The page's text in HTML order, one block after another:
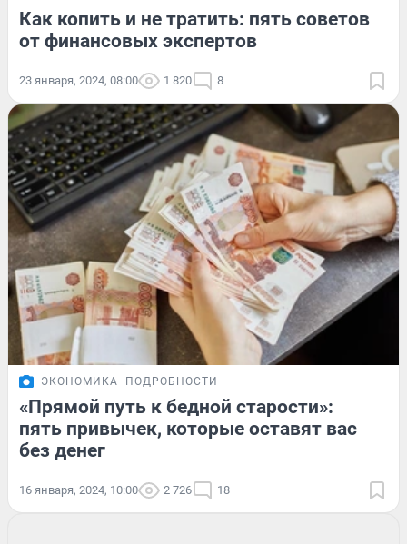
Как копить и не тратить: пять советов
от финансовых экспертов
23 января, 2024, 08:00 1 820 8
ЭКОНОМИКА ПОДРОБНОСТИ
«Прямой путь к бедной старости»:
пять привычек, которые оставят вас
без денег
16 января, 2024, 10:00 2 726 18